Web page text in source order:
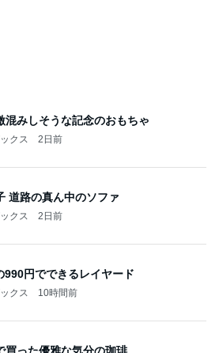
混みしそうな記念のおもちゃ
クス 2日前
道路の真ん中のソファ
クス 2日前
990円でできるレイヤード
クス 10時間前
買った優雅な気分の珈琲